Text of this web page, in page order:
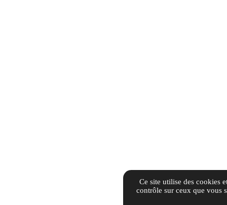
Ce site utilise des cookies
contrôle sur ceux que vous